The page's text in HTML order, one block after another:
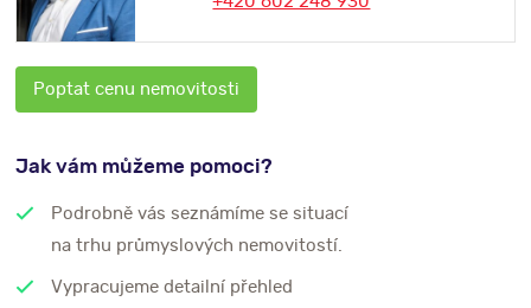
Poptat cenu nemovitosti
Jak vám můžeme pomoci?
Podrobně vás seznámíme se situací
na trhu průmyslových nemovitostí.
Vypracujeme detailní přehled